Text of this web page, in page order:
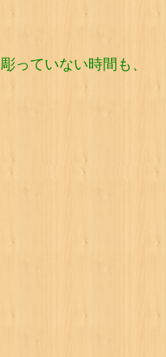
彫っていない時間も、